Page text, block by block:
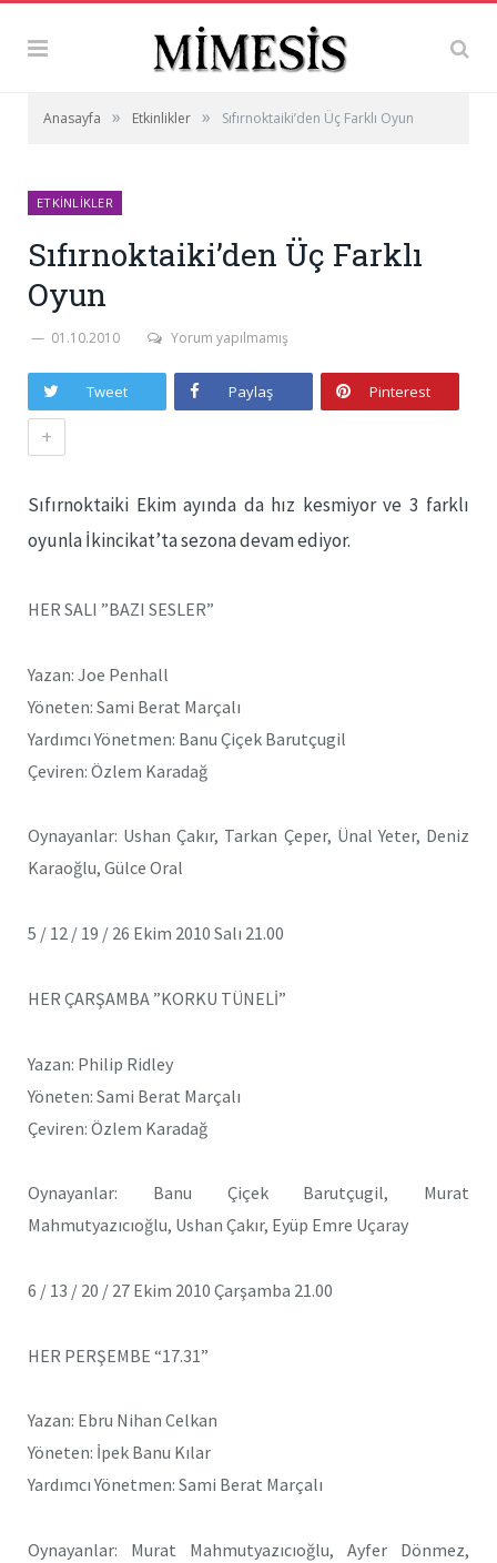
Anasayfa » Etkinlikler » Sıfırnoktaiki’den Üç Farklı Oyun
ETKINLIKLER
Sıfırnoktaiki’den Üç Farklı
Oyun
01.10.2010 Yorum yapılmamış
Tweet Paylaş Pinterest
+
Sıfırnoktaiki Ekim ayında da hız kesmiyor ve 3 farklı
oyunla İkincikat’ta sezona devam ediyor.
HER SALI ”BAZI SESLER”
Yazan: Joe Penhall
Yöneten: Sami Berat Marçalı
Yardımcı Yönetmen: Banu Çiçek Barutçugil
Çeviren: Özlem Karadağ
Oynayanlar: Ushan Çakır, Tarkan Çeper, Ünal Yeter, Deniz
Karaoğlu, Gülce Oral
5 / 12 / 19 / 26 Ekim 2010 Salı 21.00
HER ÇARŞAMBA ”KORKU TÜNELİ”
Yazan: Philip Ridley
Yöneten: Sami Berat Marçalı
Çeviren: Özlem Karadağ
Oynayanlar: Banu Çiçek Barutçugil, Murat
Mahmutyazıcıoğlu, Ushan Çakır, Eyüp Emre Uçaray
6 / 13 / 20 / 27 Ekim 2010 Çarşamba 21.00
HER PERŞEMBE “17.31”
Yazan: Ebru Nihan Celkan
Yöneten: İpek Banu Kılar
Yardımcı Yönetmen: Sami Berat Marçalı
Oynayanlar: Murat Mahmutyazıcıoğlu, Ayfer Dönmez,